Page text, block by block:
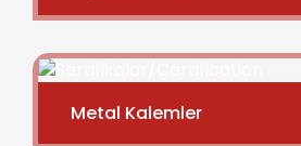
Metal Kalemler